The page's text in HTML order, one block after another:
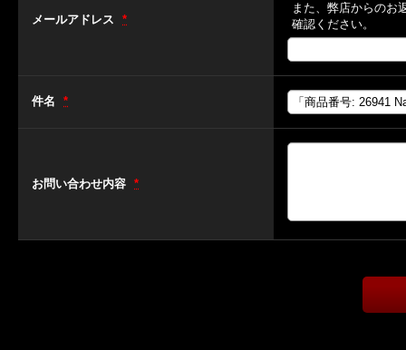
メールアドレス *
また、弊店からのお
確認ください。
件名 *
お問い合わせ内容 *